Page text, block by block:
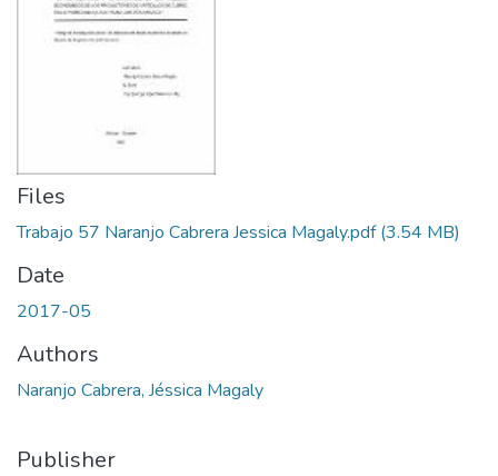
Files
Trabajo 57 Naranjo Cabrera Jessica Magaly.pdf(3.54 MB)
Date
2017-05
Authors
Naranjo Cabrera, Jéssica Magaly
Publisher